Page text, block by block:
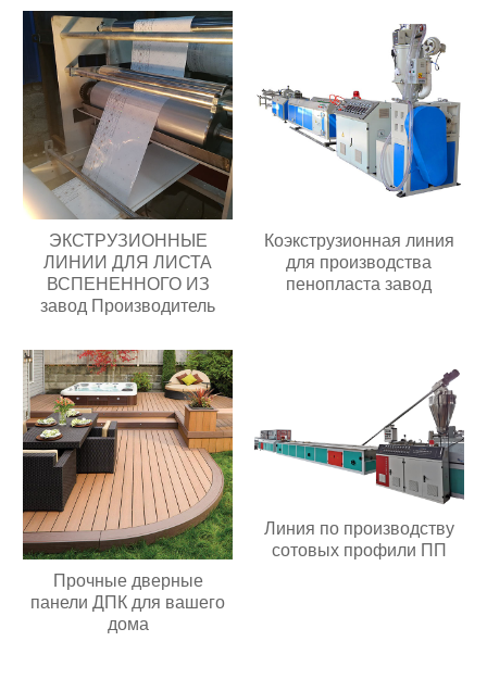
ЭКСТРУЗИОННЫЕ
ЛИНИИ ДЛЯ ЛИСТА
ВСПЕНЕННОГО ИЗ
завод Производитель
Коэкструзионная линия
для производства
пенопласта завод
Прочные дверные
панели ДПК для вашего
дома
Линия по производству
сотовых профили ПП